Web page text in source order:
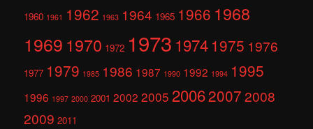
1960 1961 1962 1963 1964 1965 1966 1968
1969 1970 1972 1973 1974 1975 1976
1977 1979 1985 1986 1987 1990 1992 1994 1995
1996 1997 2000 2001 2002 2005 200620072008
2009 2011